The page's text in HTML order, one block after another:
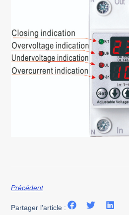
Précédent
Partager l'article :